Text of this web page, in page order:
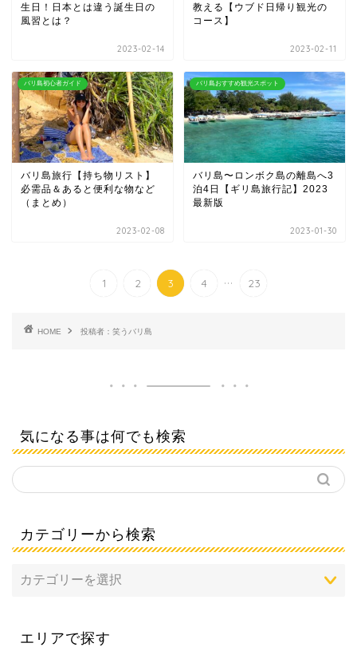
生日！日本とは違う誕生日の
風習とは？
2023-02-14
教える【ウブド日帰り観光の
コース】
2023-02-11
バリ島初心者ガイド
バリ島旅行【持ち物リスト】
必需品＆あると便利な物など
（まとめ）
2023-02-08
バリ島おすすめ観光スポット
バリ島〜ロンボク島の離島へ3
泊4日【ギリ島旅行記】2023
最新版
2023-01-30
1 2 3 4 ... 23
HOME 投稿者：笑うバリ島
気になる事は何でも検索
カテゴリーから検索
エリアで探す